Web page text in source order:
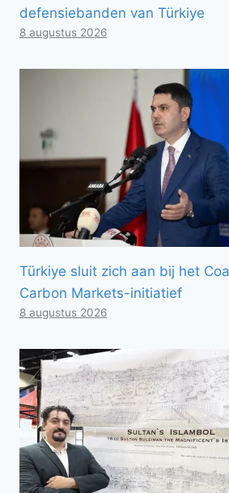
defensiebanden van Türkiye
8 augustus 2026
Türkiye sluit zich aan bij het
Carbon Markets-initiatief
8 augustus 2026